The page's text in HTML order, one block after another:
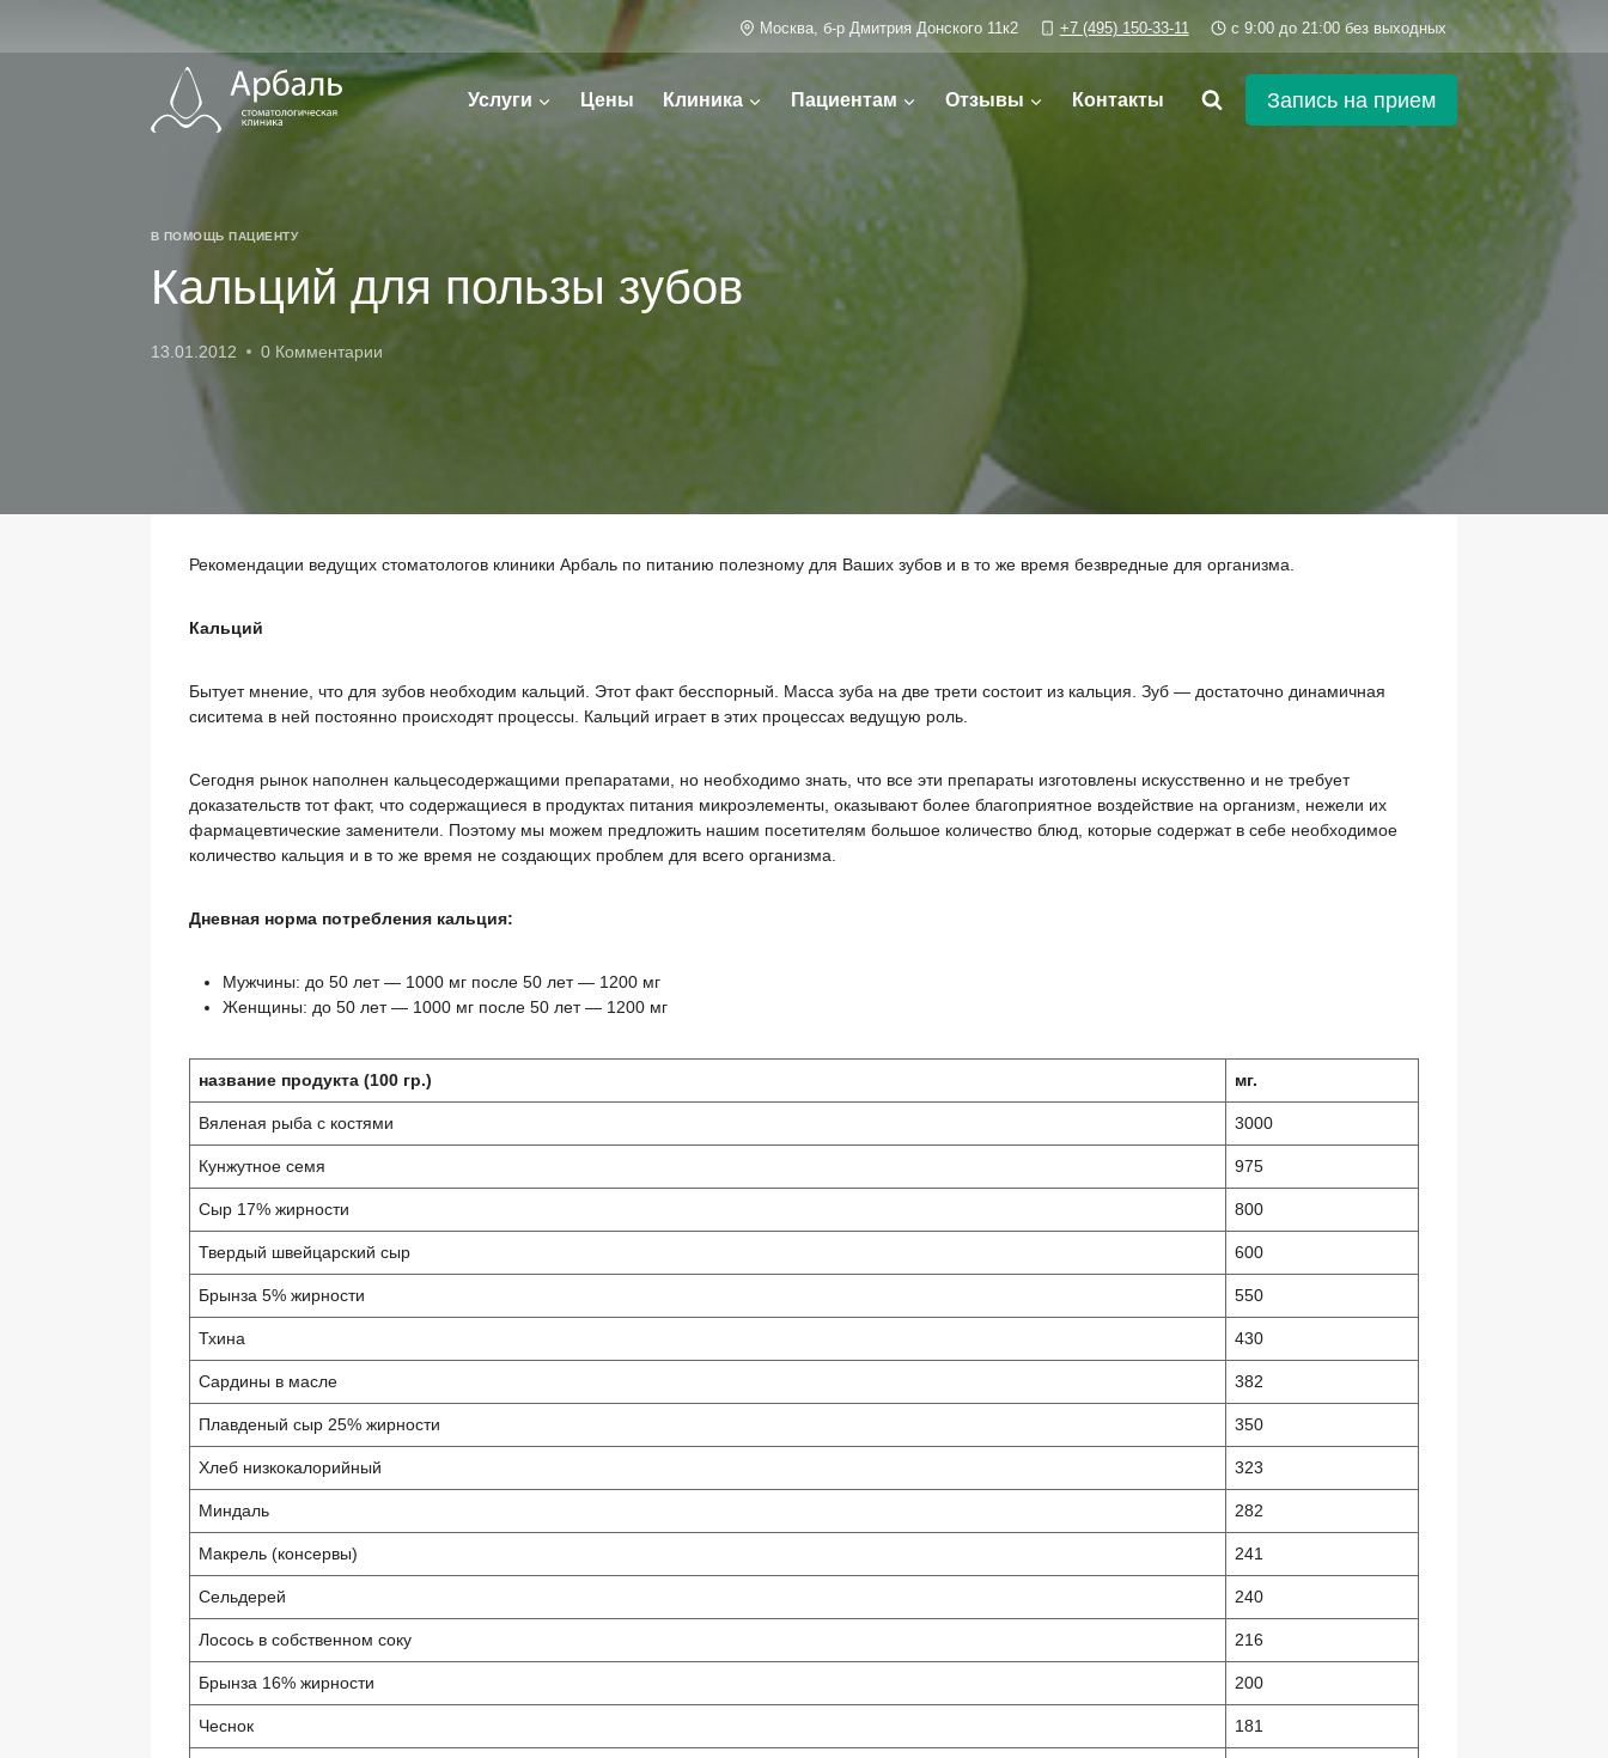
Москва, б-р Дмитрия Донского 11к2 +7 (495) 150-33-11 c 9:00 до 21:00 без выходных
Услуги Цены Клиника Пациентам Отзывы Контакты Запись на прием
В ПОМОЩЬ ПАЦИЕНТУ
Кальций для пользы зубов
13.01.2012 0 Комментарии
Рекомендации ведущих стоматологов клиники Арбаль по питанию полезному для Ваших зубов и в то же время безвредные для организма.
Кальций
Бытует мнение, что для зубов необходим кальций. Этот факт бесспорный. Масса зуба на две трети состоит из кальция. Зуб — достаточно динамичная
сиситема в ней постоянно происходят процессы. Кальций играет в этих процессах ведущую роль.
Сегодня рынок наполнен кальцесодержащими препаратами, но необходимо знать, что все эти препараты изготовлены искусственно и не требует
доказательств тот факт, что содержащиеся в продуктах питания микроэлементы, оказывают более благоприятное воздействие на организм, нежели их
фармацевтические заменители. Поэтому мы можем предложить нашим посетителям большое количество блюд, которые содержат в себе необходимое
количество кальция и в то же время не создающих проблем для всего организма.
Дневная норма потребления кальция:
Мужчины: до 50 лет — 1000 мг после 50 лет — 1200 мг
Женщины: до 50 лет — 1000 мг после 50 лет — 1200 мг
название продукта (100 гр.) мг.
Вяленая рыба с костями 3000
Кунжутное семя 975
Сыр 17% жирности 800
Твердый швейцарский сыр 600
Брынза 5% жирности 550
Тхина 430
Сардины в масле 382
Плавденый сыр 25% жирности 350
Хлеб низкокалорийный 323
Миндаль 282
Макрель (консервы) 241
Сельдерей 240
Лосось в собственном соку 216
Брынза 16% жирности 200
Чеснок 181